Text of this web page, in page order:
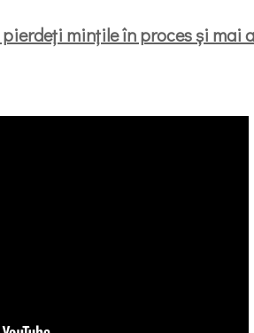
mințile în proces și mai